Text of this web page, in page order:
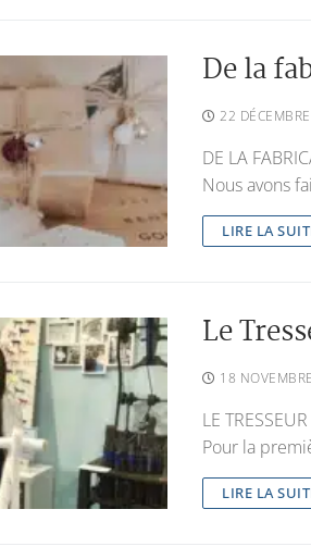
De la
22
DE LA
Nous avons
LIRE LA
Le
18
LE
Pour la
LIRE LA